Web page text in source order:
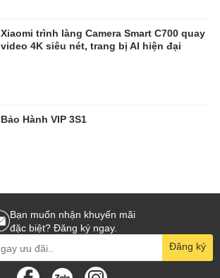
Xiaomi trình làng Camera Smart C700 quay
video 4K siêu nét, trang bị AI hiện đại
Bảo Hành VIP 3S1
Bạn muốn nhận khuyến mãi
đặc biệt? Đăng ký ngay.
Đăng ký